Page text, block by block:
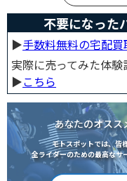
不要になった
▶︎手数料無料の宅配買
実際に売ってみた体験
▶︎こちら
あなたのオスス
モトスポットでは、皆
全ライダーのための最高なサ